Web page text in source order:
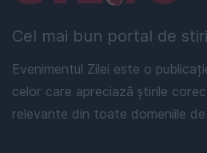
Cel mai bun portal de
Evenimentul Zilei este o
celor care apreciază știrile
relevante din toate domeniile